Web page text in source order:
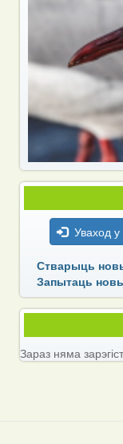
Уваход у
Стварыць
Запытаць
Зараз няма